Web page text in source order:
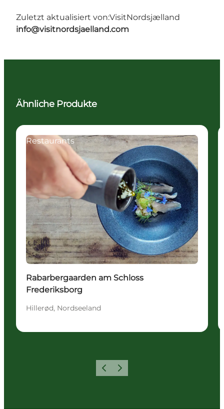
Zuletzt aktualisiert von:VisitNordsjælland
info@visitnordsjaelland.com
Ähnliche Produkte
Restaurants
Rabarbergaarden am Schloss
Frederiksborg
Hillerød, Nordseeland
ZurückWeiter